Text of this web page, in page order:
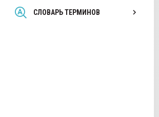
СЛОВАРЬ ТЕРМИНОВ